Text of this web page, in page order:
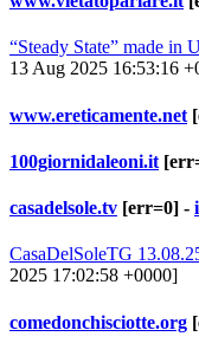
“Steady State” made in
13 Aug 2025 16:53:16
www.ereticamente.net
100giornidaleoni.it
casadelsole.tv [err=0] -
CasaDelSoleTG
2025 17:02:58 +0000]
comedonchisciotte.org